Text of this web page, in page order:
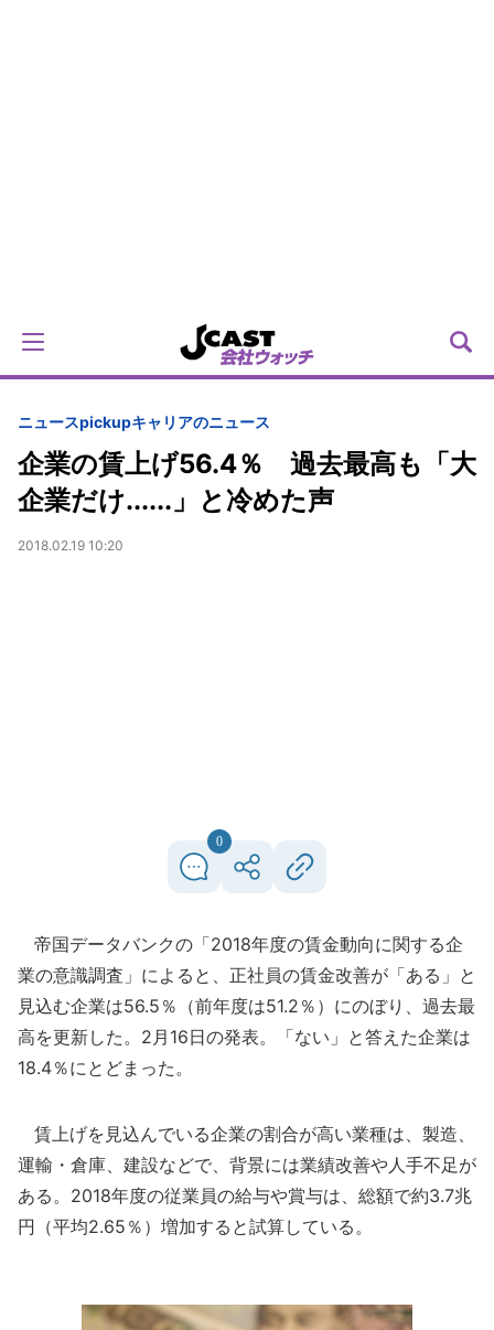
ニュースpickupキャリアのニュース
企業の賃上げ56.4％ 過去最高も「大
企業だけ......」と冷めた声
2018.02.19 10:20
0
帝国データバンクの「2018年度の賃金動向に関する企
業の意識調査」によると、正社員の賃金改善が「ある」と
見込む企業は56.5％（前年度は51.2％）にのぼり、過去最
高を更新した。2月16日の発表。「ない」と答えた企業は
18.4％にとどまった。
賃上げを見込んでいる企業の割合が高い業種は、製造、
運輸・倉庫、建設などで、背景には業績改善や人手不足が
ある。2018年度の従業員の給与や賞与は、総額で約3.7兆
円（平均2.65％）増加すると試算している。